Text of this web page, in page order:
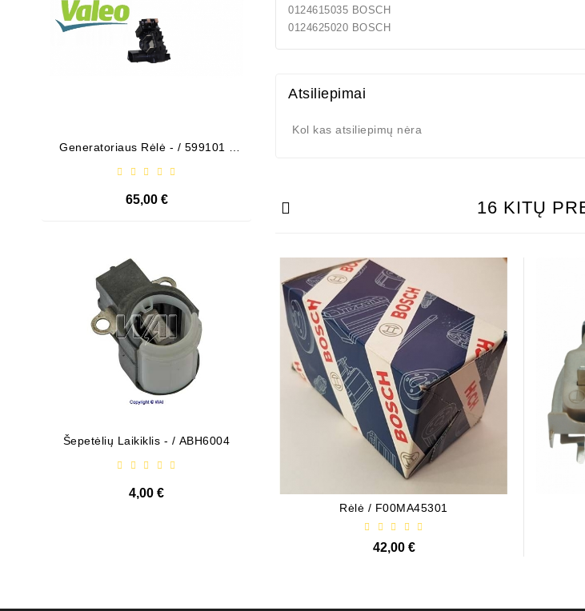
Generatoriaus Rėlė - / 599101 (
65,00 €
Šepetėlių Laikiklis - / ABH6004
4,00 €
Diodų Plokštė / 131505
10,00 €
0124615035 BOSCH
0124625020 BOSCH
Atsiliepimai
Kol kas atsiliepimų nėra
16 KITŲ
Rėlė / F00MA45301
42,00 €